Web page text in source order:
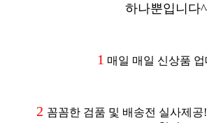
하나뿐입니다
1 매일 매일 신상품
2 꼼꼼한 검품 및 배송전 실사제공